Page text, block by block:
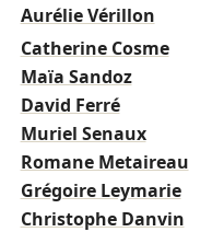
Aurélie Vérillon
Catherine Cosme
Maïa Sandoz
David Ferré
Muriel Senaux
Romane Metaireau
Grégoire Leymarie
Christophe Danvin